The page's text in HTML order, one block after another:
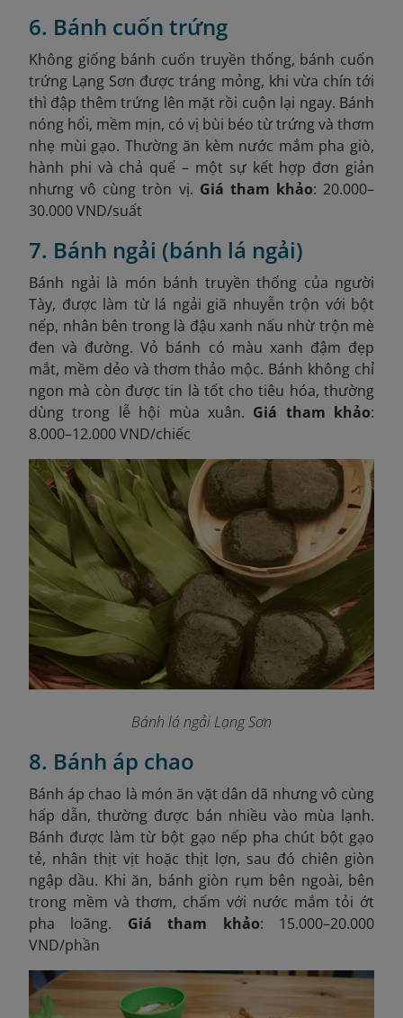
6. Bánh cuốn trứng
Không giống bánh cuốn truyền thống, bánh cuốn
trứng Lạng Sơn được tráng mỏng, khi vừa chín tới
thì đập thêm trứng lên mặt rồi cuộn lại ngay. Bánh
nóng hổi, mềm mịn, có vị bùi béo từ trứng và thơm
nhẹ mùi gạo. Thường ăn kèm nước mắm pha giò,
hành phi và chả quế – một sự kết hợp đơn giản
nhưng vô cùng tròn vị. Giá tham khảo: 20.000–
30.000 VND/suất
7. Bánh ngải (bánh lá ngải)
Bánh ngải là món bánh truyền thống của người
Tày, được làm từ lá ngải giã nhuyễn trộn với bột
nếp, nhân bên trong là đậu xanh nấu nhừ trộn mè
đen và đường. Vỏ bánh có màu xanh đậm đẹp
mắt, mềm dẻo và thơm thảo mộc. Bánh không chỉ
ngon mà còn được tin là tốt cho tiêu hóa, thường
dùng trong lễ hội mùa xuân. Giá tham khảo:
8.000–12.000 VND/chiếc
Bánh lá ngải Lạng Sơn
8. Bánh áp chao
Bánh áp chao là món ăn vặt dân dã nhưng vô cùng
hấp dẫn, thường được bán nhiều vào mùa lạnh.
Bánh được làm từ bột gạo nếp pha chút bột gạo
tẻ, nhân thịt vịt hoặc thịt lợn, sau đó chiên giòn
ngập dầu. Khi ăn, bánh giòn rụm bên ngoài, bên
trong mềm và thơm, chấm với nước mắm tỏi ớt
pha loãng. Giá tham khảo: 15.000–20.000
VND/phần